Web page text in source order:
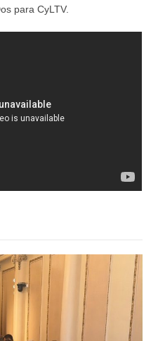
para CyLTV.